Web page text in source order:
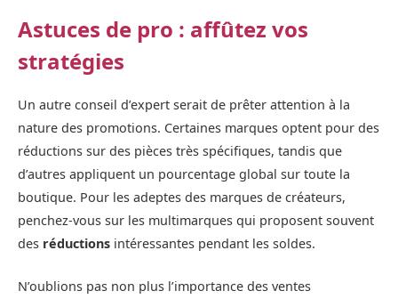
Astuces de pro : affûtez vos
stratégies
Un autre conseil d’expert serait de prêter attention à la
nature des promotions. Certaines marques optent pour des
réductions sur des pièces très spécifiques, tandis que
d’autres appliquent un pourcentage global sur toute la
boutique. Pour les adeptes des marques de créateurs,
penchez-vous sur les multimarques qui proposent souvent
des réductions intéressantes pendant les soldes.
N’oublions pas non plus l’importance des ventes